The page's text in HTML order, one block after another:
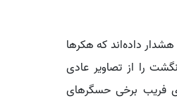
داده‌اند که هکرها
را از تصاویر عادی
فریب برخی حسگرهای